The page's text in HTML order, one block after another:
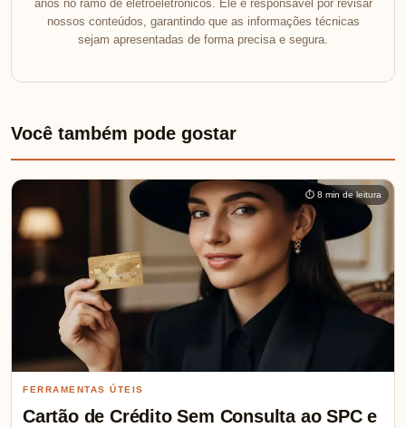
anos no ramo de eletroeletrônicos. Ele é responsável por revisar
nossos conteúdos, garantindo que as informações técnicas
sejam apresentadas de forma precisa e segura.
Você também pode gostar
⏱ 8 min de leitura
FERRAMENTAS ÚTEIS
Cartão de Crédito Sem Consulta ao SPC e